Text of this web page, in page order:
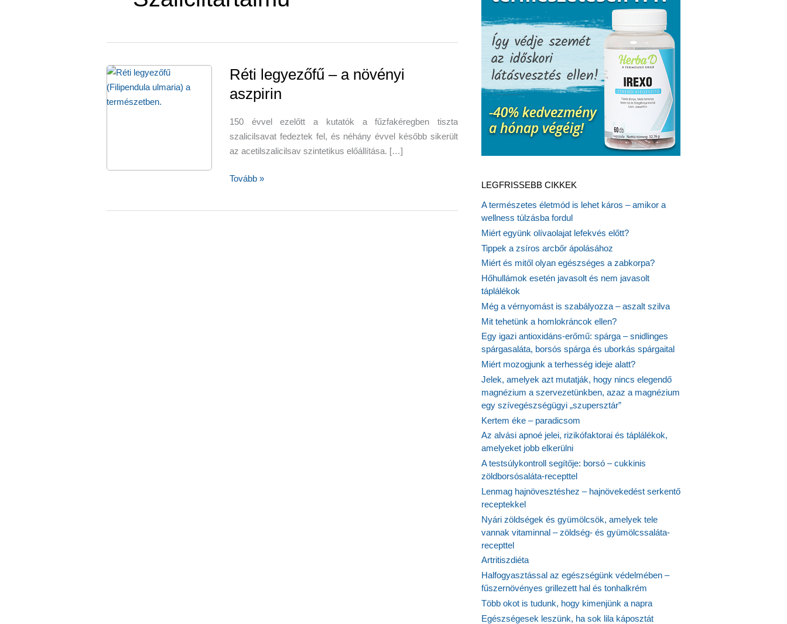
Réti legyezőfű – a növényi
aszpirin
150 évvel ezelőtt a kutatók a fűzfakéregben tiszta
szalicilsavat fedeztek fel, és néhány évvel később sikerült
az acetilszalicilsav szintetikus előállítása. […]
Réti
Tovább »
LEGFRISSEBB CIKKEK
A természetes életmód is lehet káros – amikor a
wellness túlzásba fordul
Miért együnk olívaolajat lefekvés előtt?
Tippek a zsíros arcbőr ápolásához
Miért és mitől olyan egészséges a zabkorpa?
Hőhullámok esetén javasolt és nem javasolt
táplálékok
Még a vérnyomást is szabályozza – aszalt szilva
Mit tehetünk a homlokráncok ellen?
Egy igazi antioxidáns-erőmű: spárga – snidlinges
spárgasaláta, borsós spárga és uborkás spárgaital
Miért mozogjunk a terhesség ideje alatt?
Jelek, amelyek azt mutatják, hogy nincs elegendő
magnézium a szervezetünkben, azaz a magnézium
egy szívegészségügyi „szupersztár”
Kertem éke – paradicsom
Az alvási apnoé jelei, rizikófaktorai és táplálékok,
amelyeket jobb elkerülni
A testsúlykontroll segítője: borsó – cukkinis
zöldborsósaláta-recepttel
Lenmag hajnövesztéshez – hajnövekedést serkentő
receptekkel
Nyári zöldségek és gyümölcsök, amelyek tele
vannak vitaminnal – zöldség- és gyümölcssaláta-
recepttel
Artritiszdiéta
Halfogyasztással az egészségünk védelmében –
fűszernövényes grillezett hal és tonhalkrém
Több okot is tudunk, hogy kimenjünk a napra
Egészségesek leszünk, ha sok lila káposztát